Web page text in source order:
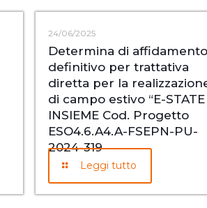
24/06/2025
Determina di affidamento
definitivo per trattativa
diretta per la
di campo estivo “E-STATE
INSIEME Cod. Progetto
ESO4.6.A4.A-FSEPN-PU-
2024-319
Leggi tutto